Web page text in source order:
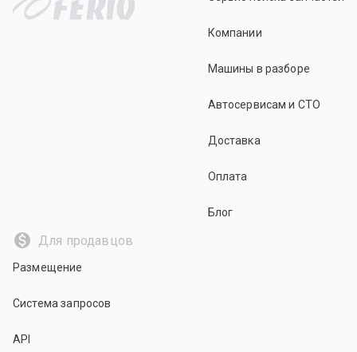
Компании
Машины в разборе
Автосервисам и СТО
Доставка
Оплата
Блог
Для продавцов
Размещение
Система запросов
API